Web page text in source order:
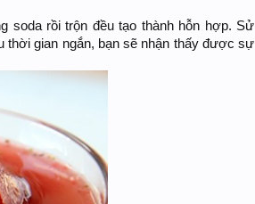
soda rồi trộn đều tạo thành hỗn hợp. Sử
thời gian ngắn, bạn sẽ nhận thấy được sự